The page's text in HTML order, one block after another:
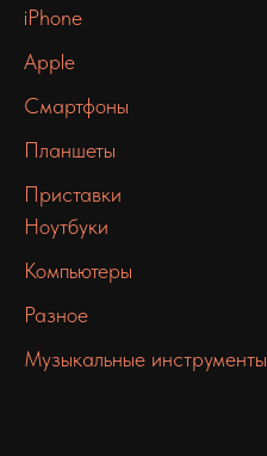
iPhone
Apple
Смартфоны
Планшеты
Приставки
Ноутбуки
Компьютеры
Разное
Музыкальные инструменты